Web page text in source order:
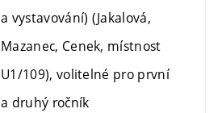
a vystavování) (Jakalová,
Mazanec, Cenek, místnost
U1/109), volitelné pro první
a druhý ročník